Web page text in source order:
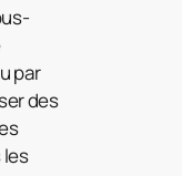
par
des
les